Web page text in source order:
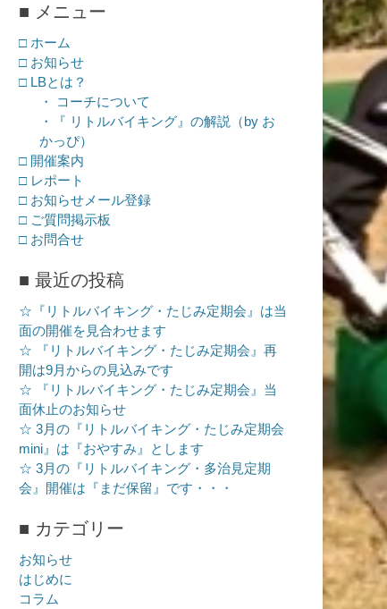
■ メニュー
□ ホーム
□ お知らせ
□ LBとは？
・ コーチについて
・『 リトルバイキング』の解説（by お
かっぴ）
□ 開催案内
□ レポート
□ お知らせメール登録
□ ご質問掲示板
□ お問合せ
■ 最近の投稿
☆『リトルバイキング・たじみ定期会』は当
面の開催を見合わせます
☆ 『リトルバイキング・たじみ定期会』再
開は9月からの見込みです
☆ 『リトルバイキング・たじみ定期会』当
面休止のお知らせ
☆ 3月の『リトルバイキング・たじみ定期会
mini』は『おやすみ』とします
☆ 3月の『リトルバイキング・多治見定期
会』開催は『まだ保留』です・・・
■ カテゴリー
お知らせ
はじめに
コラム